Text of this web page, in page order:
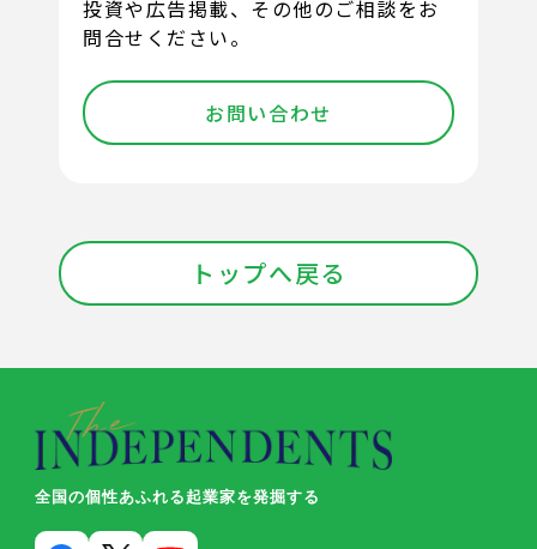
投資や広告掲載、その他のご相談をお
問合せください。
お問い合わせ
トップへ戻る
全国の個性あふれる起業家を発掘する